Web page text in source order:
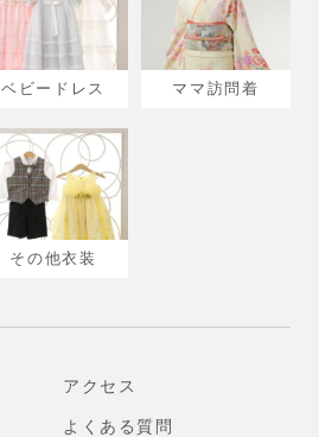
ベビードレス ママ訪問着
その他衣装
アクセス
よくある質問